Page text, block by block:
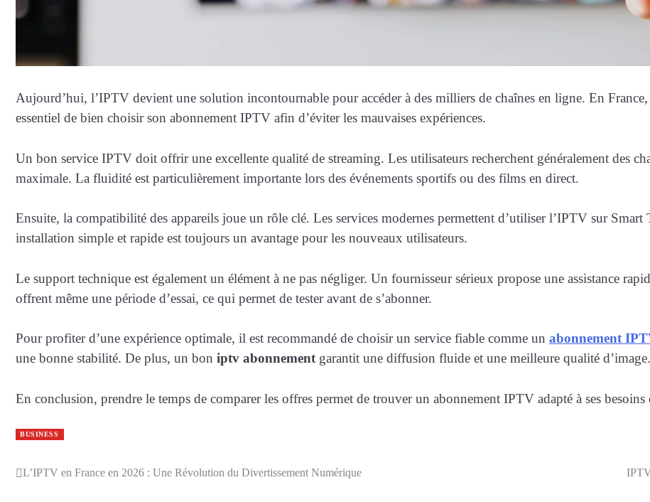
Aujourd’hui, l’IPTV devient une solution incontournable pour accéder à des milliers de chaînes en ligne. En France,
essentiel de bien choisir son abonnement IPTV afin d’éviter les mauvaises expériences.
Un bon service IPTV doit offrir une excellente qualité de streaming. Les utilisateurs recherchent généralement des
maximale. La fluidité est particulièrement importante lors des événements sportifs ou des films en direct.
Ensuite, la compatibilité des appareils joue un rôle clé. Les services modernes permettent d’utiliser l’IPTV sur
installation simple et rapide est toujours un avantage pour les nouveaux utilisateurs.
Le support technique est également un élément à ne pas négliger. Un fournisseur sérieux propose une assistance
offrent même une période d’essai, ce qui permet de tester avant de s’abonner.
Pour profiter d’une expérience optimale, il est recommandé de choisir un service fiable comme un abonnement
une bonne stabilité. De plus, un bon iptv abonnement garantit une diffusion fluide et une meilleure qualité d’image.
En conclusion, prendre le temps de comparer les offres permet de trouver un abonnement IPTV adapté à ses
BUSINESS
Post
L’IPTV en France en 2026 : Une Révolution du Divertissement Numérique